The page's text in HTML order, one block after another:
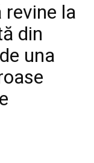
la
din
una